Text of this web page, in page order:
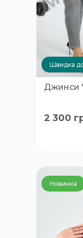
Швидка
Джинси
2 300
Новинка